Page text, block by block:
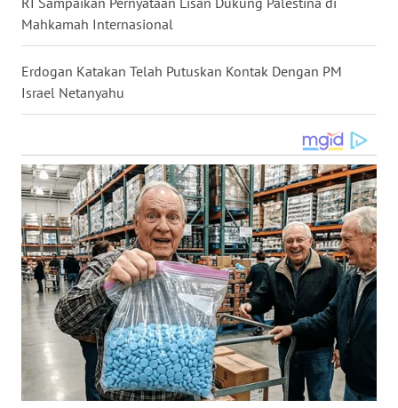
Mahkamah Internasional
Erdogan Katakan Telah Putuskan Kontak Dengan PM
Israel Netanyahu
WN
WN
WN
JATIM
WN
BALI
WN
KALBAR
KALTENG